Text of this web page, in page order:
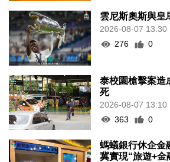
雲尼斯奧斯與皇
2026-08-07 13:30
276
0
泰校園槍擊案造
死
2026-08-07 13:10
363
0
螞蟻銀行休企金
冀實現“旅遊+金